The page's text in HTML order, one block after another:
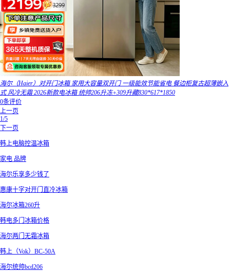
海尔（Haier）对开门冰箱 家用大容量双开门 一级能效节能省电 餐边柜复古超薄嵌入
式 风冷无霜 2026新款电冰箱 统帅206升冻+309升藏830*617*1850
0条评价
上一页
1/5
下一页
韩上电脑控温冰箱
家电 品牌
海尔乐享多少钱了
惠康十字对开门直冷冰箱
海尔冰箱260升
韩电多门冰箱价格
海尔两门无霜冰箱
韩上（Vok）BC-50A
海尔统帅bcd206